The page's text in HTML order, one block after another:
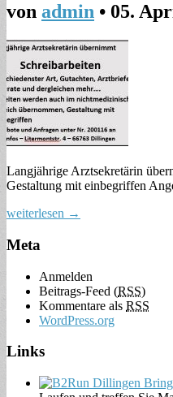
von admin • 05.
Langjährige Arztsekretärin
Gestaltung mit einbegriffen
weiterlesen →
Meta
Anmelden
Beitrags-Feed (RSS)
Kommentare als RSS
WordPress.org
Links